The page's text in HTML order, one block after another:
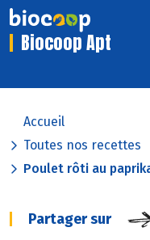
Biocoop Apt
Accueil
Toutes nos recettes
Poulet rôti au
Partager sur